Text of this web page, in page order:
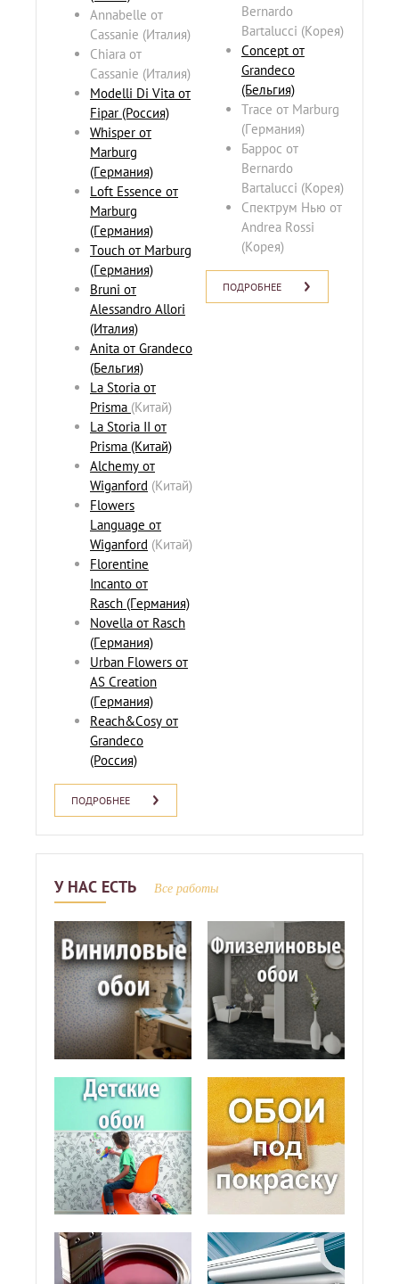
Bernardo
Bartalucci (Корея)
Concept от
Grandeco
(Бельгия)
Trace от Marburg
(Германия)
Баррос от
Bernardo
Bartalucci (Корея)
Спектрум Нью от
Andrea Rossi
(Корея)
ПОДРОБНЕЕ
Annabelle от
Cassanie (Италия)
Chiara от
Cassanie (Италия)
Modelli Di Vita от
Fipar (Россия)
Whisper от
Marburg
(Германия)
Loft Essence от
Marburg
(Германия)
Touch от Marburg
(Германия)
Bruni от
Alessandro Allori
(Италия)
Anita от Grandeco
(Бельгия)
La Storia от
Prisma (Китай)
La Storia II от
Prisma (Китай)
Alchemy от
Wiganford (Китай)
Flowers
Language от
Wiganford (Китай)
Florentine
Incanto от
Rasch (Германия)
Novella от Rasch
(Германия)
Urban Flowers от
AS Creation
(Германия)
Reach&Cosy от
Grandeco
(Россия)
ПОДРОБНЕЕ
У НАС ЕСТЬ Все работы